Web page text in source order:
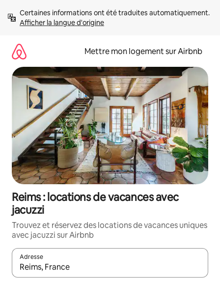
directement
Afficher la langue d'origine
Mettre mon logement sur Airbnb
Reims : locations de vacances avec
jacuzzi
Trouvez et réservez des locations de vacances uniques
avec jacuzzi sur Airbnb
Adresse
Lorsque les résultats s'affichent, utilisez les flèches vers le